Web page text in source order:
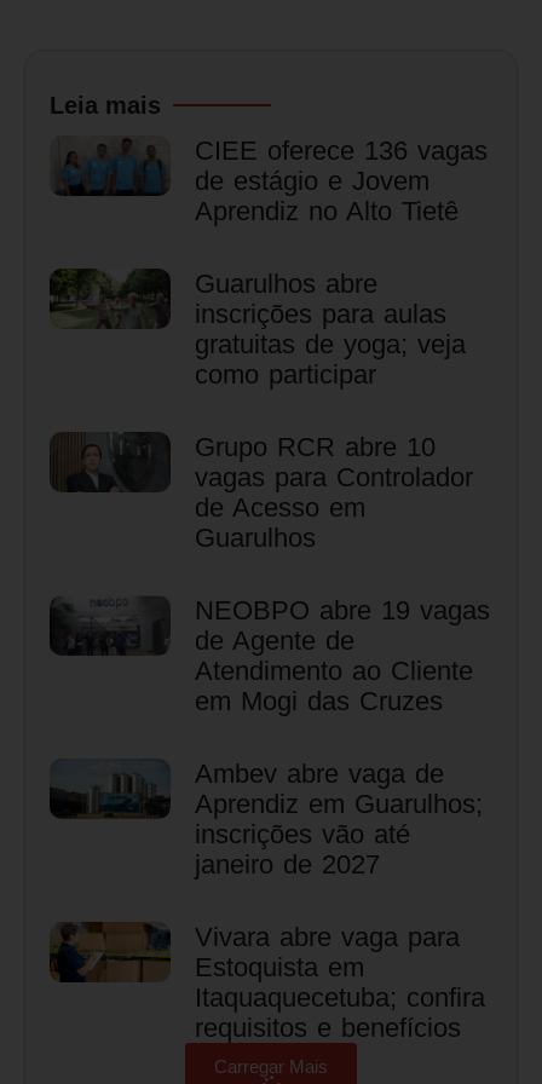
Leia mais
CIEE oferece 136 vagas
de estágio e Jovem
Aprendiz no Alto Tietê
Guarulhos abre
inscrições para aulas
gratuitas de yoga; veja
como participar
Grupo RCR abre 10
vagas para Controlador
de Acesso em
Guarulhos
NEOBPO abre 19 vagas
de Agente de
Atendimento ao Cliente
em Mogi das Cruzes
Ambev abre vaga de
Aprendiz em Guarulhos;
inscrições vão até
janeiro de 2027
Vivara abre vaga para
Estoquista em
Itaquaquecetuba; confira
requisitos e benefícios
Carregar Mais